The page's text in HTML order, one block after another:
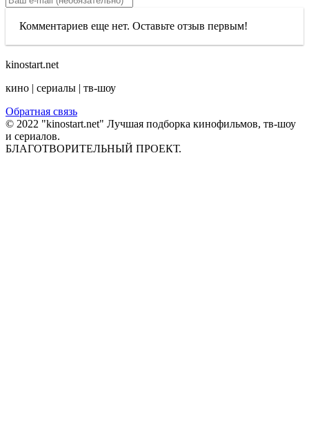
Комментариев еще нет. Оставьте отзыв первым!
kinostart.net
кино | сериалы | тв-шоу
Обратная связь
© 2022 "kinostart.net" Лучшая подборка кинофильмов, тв-шоу
и сериалов.
БЛАГОТВОРИТЕЛЬНЫЙ ПРОЕКТ.